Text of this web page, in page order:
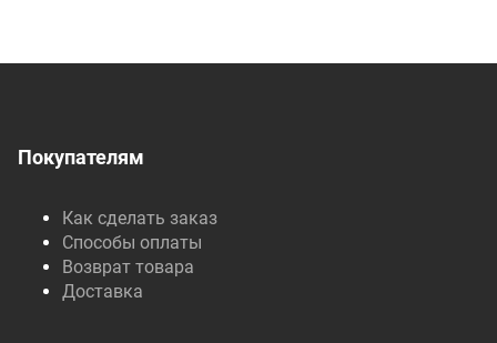
Покупателям
Как сделать заказ
Способы оплаты
Возврат товара
Доставка